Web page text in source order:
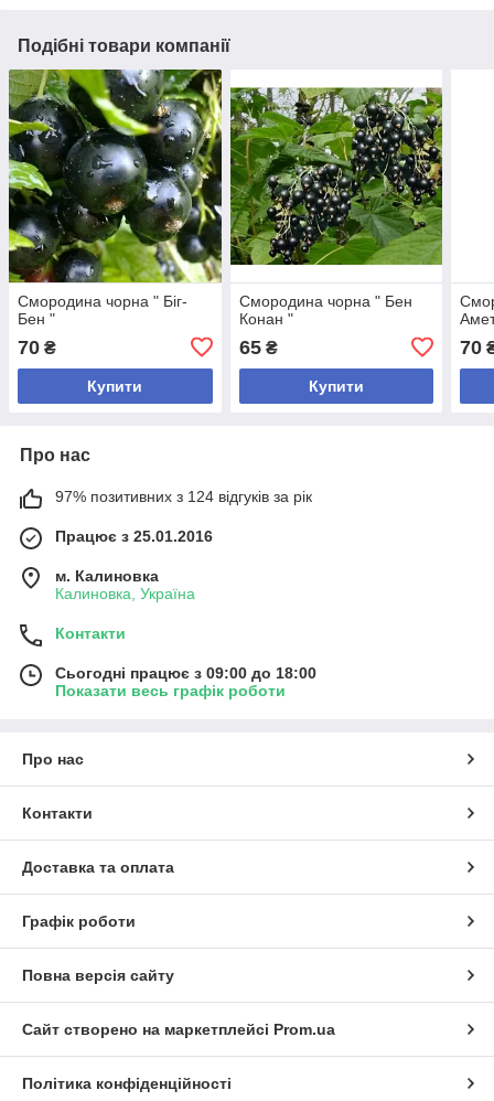
Подібні товари компанії
Смородина чорна " Біг-
Бен "
70 ₴
Купити
Смородина чорна " Бен
Конан "
65₴
Купити
70
Про нас
97% позитивних з 124 відгуків за рік
Працює з 25.01.2016
м. Калиновка
Калиновка, Україна
Контакти
Сьогодні працює з 09:00 до 18:00
Показати весь графік роботи
Про нас
Контакти
Доставка та оплата
Графік роботи
Повна версія сайту
Сайт створено на маркетплейсі Prom.ua
Політика конфіденційності